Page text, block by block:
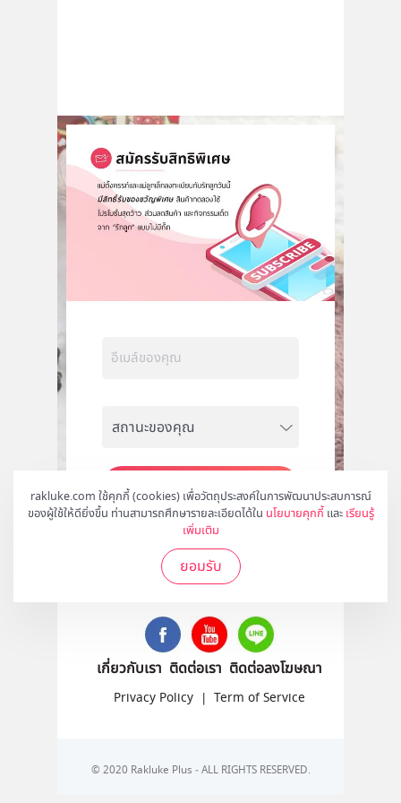
rakluke.com ใช้คุกกี้ (cookies) เพื่อวัตถุประสงค์ในการพัฒนาประสบการณ์
ของผู้ใช้ให้ดียิ่งขึ้น ท่านสามารถศึกษารายละเอียดได้ใน นโยบายคุกกี้ และ เรียนรู้
เพิ่มเติม
ยอมรับ
สมัคร
ติดตามเราได้ที่
เกี่ยวกับเรา ติดต่อเรา ติดต่อลงโฆษณา
Privacy Policy | Term of Service
© 2020 Rakluke Plus - ALL RIGHTS RESERVED.